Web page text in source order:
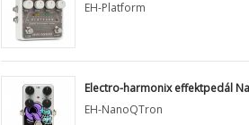
EH-Platform
Electro-harmonix effektpedál
EH-NanoQTron